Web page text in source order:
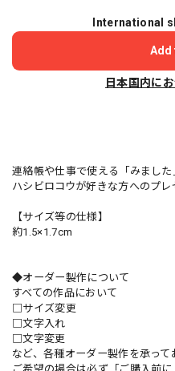
International
Add
日本国内に
連絡帳や仕事で使える「みました
ハシビロコウが好きな方へのプレ
【サイズ等の仕様】
約1.5×1.7cm
◆オーダー製作について
すべての作品において
□サイズ変更
□文字入れ
□文字変更
など、各種オーダー製作を承って